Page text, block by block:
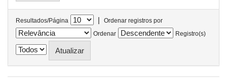
Resultados/Página |
Ordenar registros por
Ordenar
Registro(s)